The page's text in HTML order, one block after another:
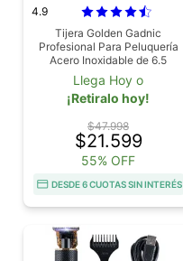
4.9
Tijera Golden Gadnic
Profesional Para Peluquería
Acero Inoxidable de 6.5
Llega Hoy o
¡Retiralo hoy!
$47.998
$21.599
55% OFF
DESDE 6 CUOTAS SIN INTERÉS